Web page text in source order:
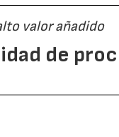
valor añadido
de